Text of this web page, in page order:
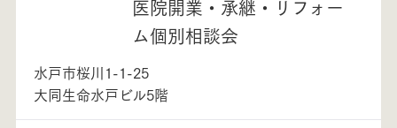
医院開業・承継・リフォー
ム個別相談会
水戸市桜川1-1-25
大同生命水戸ビル5階